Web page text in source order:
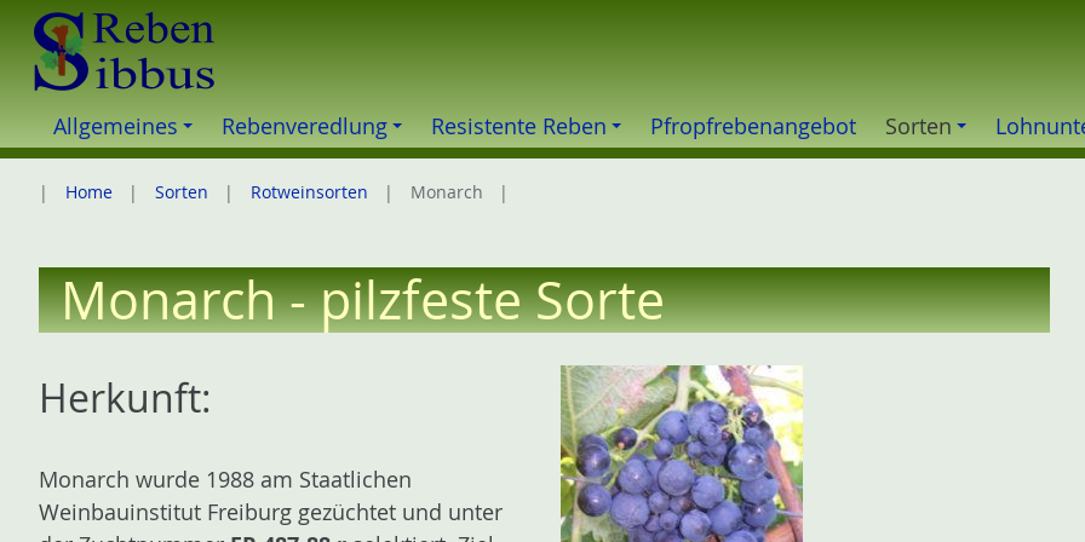
n
Allgemeines Rebenveredlung Resistente Reben Pfropfrebenangebot Sorten
Home Sorten Rotweinsorten Monarch
Monarch - pilzfeste Sorte
Herkunft:
Monarch wurde 1988 am Staatlichen
Weinbauinstitut Freiburg gezüchtet und unter